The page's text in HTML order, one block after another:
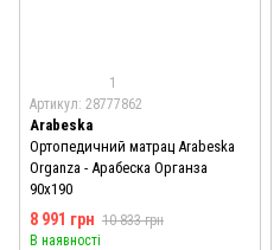
1
Артикул: 28777862
Arabeska
Ортопедичний матрац Arabeska
Organza - Арабеска Органза
90x190
8 991 грн 10 833 грн
В наявності